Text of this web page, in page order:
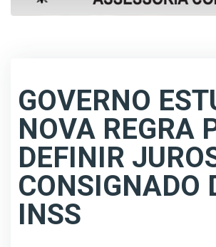
GOVERNO
NOVA REGRA
DEFINIR
CONSIGNADO
INSS